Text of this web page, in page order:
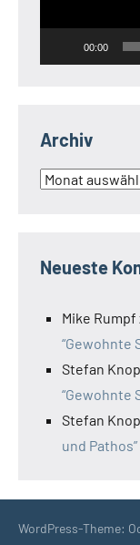
00:00
Archiv
Archiv
Neueste
Mike Rumpf
“Gewohnte
Stefan
“Gewohnte
Stefan
und Pathos”
WordPress-Theme: